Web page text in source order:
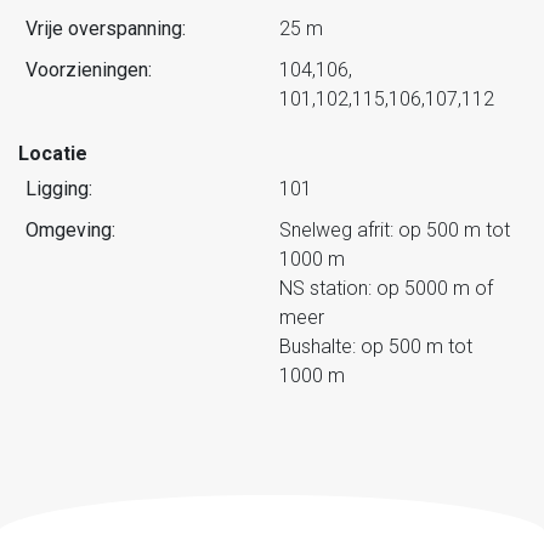
Vrije overspanning:
25 m
Voorzieningen:
104,106,
101,102,115,106,107,112
Locatie
Ligging:
101
Omgeving:
Snelweg afrit: op 500 m tot
1000 m
NS station: op 5000 m of
meer
Bushalte: op 500 m tot
1000 m